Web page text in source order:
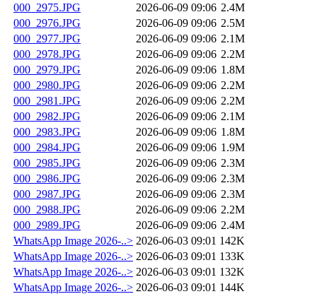
000_2975.JPG
2026-06-09 09:06 2.4M
000_2976.JPG
2026-06-09 09:06 2.5M
000_2977.JPG
2026-06-09 09:06 2.1M
000_2978.JPG
2026-06-09 09:06 2.2M
000_2979.JPG
2026-06-09 09:06 1.8M
000_2980.JPG
2026-06-09 09:06 2.2M
000_2981.JPG
2026-06-09 09:06 2.2M
000_2982.JPG
2026-06-09 09:06 2.1M
000_2983.JPG
2026-06-09 09:06 1.8M
000_2984.JPG
2026-06-09 09:06 1.9M
000_2985.JPG
2026-06-09 09:06 2.3M
000_2986.JPG
2026-06-09 09:06 2.3M
000_2987.JPG
2026-06-09 09:06 2.3M
000_2988.JPG
2026-06-09 09:06 2.2M
000_2989.JPG
2026-06-09 09:06 2.4M
WhatsApp Image 2026-..> 2026-06-03 09:01 142K
WhatsApp Image 2026-..> 2026-06-03 09:01 133K
WhatsApp Image 2026-..> 2026-06-03 09:01 132K
WhatsApp Image 2026-..> 2026-06-03 09:01 144K